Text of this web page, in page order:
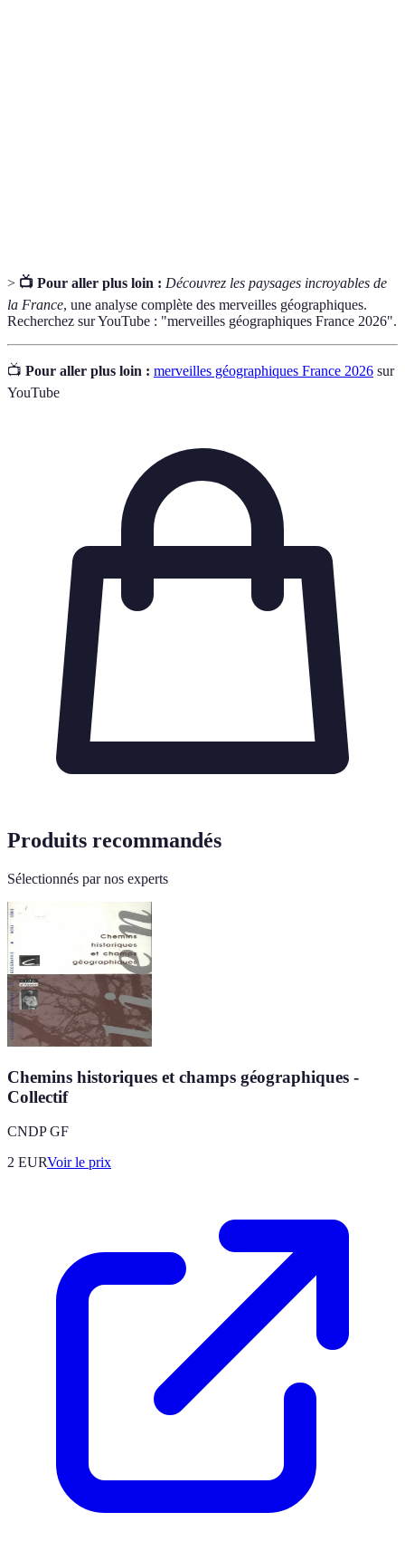
> 📺 Pour aller plus loin : Découvrez les paysages incroyables de
la France, une analyse complète des merveilles géographiques.
Recherchez sur YouTube : "merveilles géographiques France 2026".
📺 Pour aller plus loin : merveilles géographiques France 2026 sur
YouTube
Produits recommandés
Sélectionnés par nos experts
Chemins historiques et champs géographiques -
Collectif
CNDP GF
2 EURVoir le prix